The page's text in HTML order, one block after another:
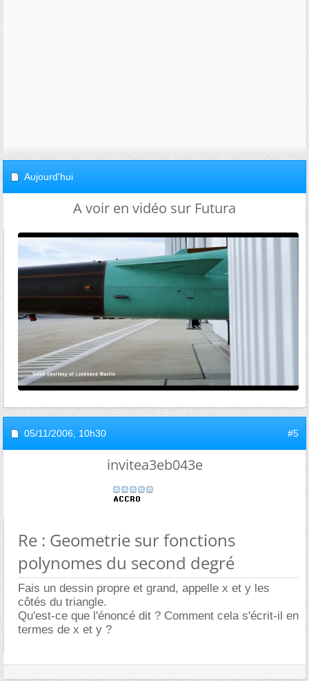
Aujourd'hui
A voir en vidéo sur Futura
05/11/2006, 10h30 #5
invitea3eb043e
Re : Geometrie sur fonctions
polynomes du second degré
Fais un dessin propre et grand, appelle x et y les
côtés du triangle.
Qu'est-ce que l'énoncé dit ? Comment cela s'écrit-il en
termes de x et y ?